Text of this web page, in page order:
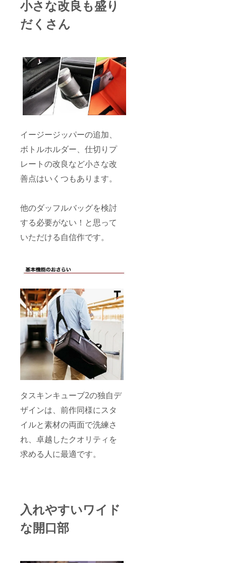
小さな改良も盛り
だくさん
イージージッパーの追加、
ボトルホルダー、仕切りプ
レートの改良など小さな改
善点はいくつもあります。
他のダッフルバッグを検討
する必要がない！と思って
いただける自信作です。
タスキンキューブ2の独自デ
ザインは、前作同様にスタ
イルと素材の両面で洗練さ
れ、卓越したクオリティを
求める人に最適です。
入れやすいワイド
な開口部